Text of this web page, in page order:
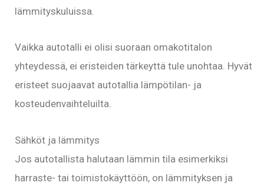
lämmityskuluissa.
Vaikka autotalli ei olisi suoraan omakotitalon
yhteydessä, ei eristeiden tärkeyttä tule unohtaa. Hyvät
eristeet suojaavat autotallia lämpötilan- ja
kosteudenvaihteluilta.
Sähköt ja lämmitys
Jos autotallista halutaan lämmin tila esimerkiksi
harraste- tai toimistokäyttöön, on lämmityksen ja